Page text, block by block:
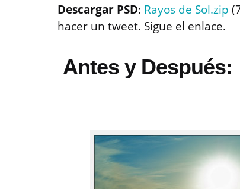
Descargar PSD: Rayos de Sol.zip
hacer un tweet. Sigue el enlace.
Antes y Después: